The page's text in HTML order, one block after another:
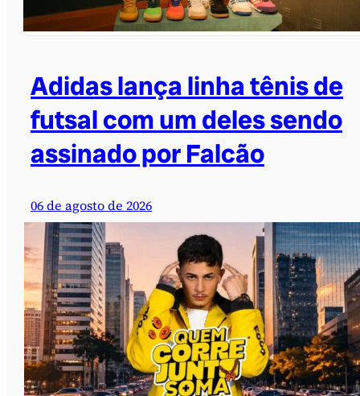
Adidas lança linha tênis de
futsal com um deles sendo
assinado por Falcão
06 de agosto de 2026